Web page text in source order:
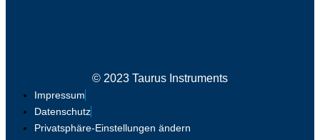
© 2023 Taurus Instruments
Impressum
Datenschutz
Privatsphäre-Einstellungen ändern